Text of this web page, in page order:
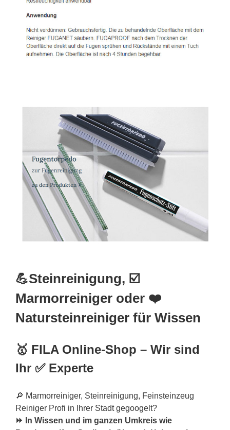
💪Steinreinigung, ☑️
Marmorreiniger oder ❤️
Natursteinreiniger für Wissen
🥇 FILA Online-Shop – Wir sind
Ihr ✅ Experte
🔎 Marmorreiniger, Steinreinigung, Feinsteinzeug
Reiniger Profi in Ihrer Stadt gegoogelt?
⏩ In Wissen und im ganzen Umkreis wie